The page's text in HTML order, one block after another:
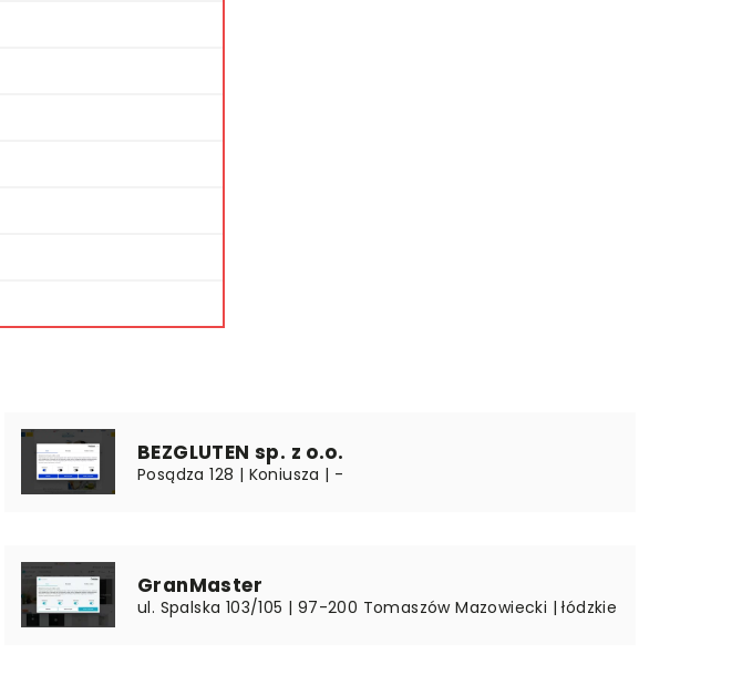
BEZGLUTEN sp. z o.o.
Posądza 128 | Koniusza | -
GranMaster
ul. Spalska 103/105 | 97-200 Tomaszów Mazowiecki | łódzkie